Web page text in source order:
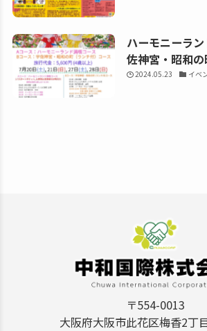
ハーモニーラ
佐神宮・昭和
2024.05.23 イベ
〒554-0013
大阪府大阪市此花区梅香2丁